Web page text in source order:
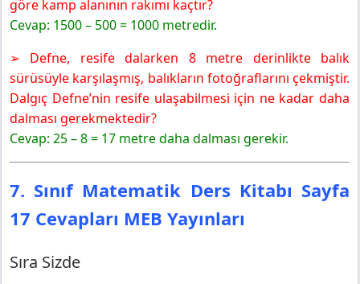
göre kamp alanının rakımı kaçtır?
Cevap: 1500 – 500 = 1000 metredir.
➢ Defne, resife dalarken 8 metre derinlikte balık
sürüsüyle karşılaşmış, balıkların fotoğraflarını çekmiştir.
Dalgıç Defne’nin resife ulaşabilmesi için ne kadar daha
dalması gerekmektedir?
Cevap: 25 – 8 = 17 metre daha dalması gerekir.
7. Sınıf Matematik Ders Kitabı Sayfa
17 Cevapları MEB Yayınları
Sıra Sizde